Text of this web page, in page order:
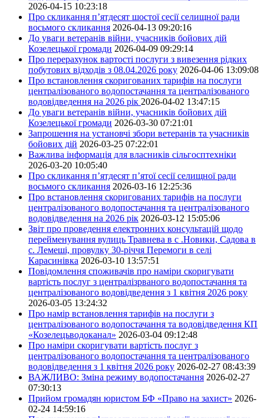
2026-04-15 10:23:18
Про скликання п’ятдесят шостої сесії селищної ради
восьмого скликання 2026-04-13 09:20:16
До уваги ветеранів війни, учасників бойових дій
Козелецької громади 2026-04-09 09:29:14
Про перерахунок вартості послуги з вивезення рідких
побутових відходів з 08.04.2026 року 2026-04-06 13:09:08
Про встановлення скоригованих тарифів на послуги
централізованого водопостачання та централізованого
водовідведення на 2026 рік 2026-04-02 13:47:15
До уваги ветеранів війни, учасників бойових дій
Козелецької громади 2026-03-30 07:21:01
Запрошення на установчі збори ветеранів та учасників
бойових дій 2026-03-25 07:22:01
Важлива інформація для власників сільгосптехніки
2026-03-20 10:05:40
Про скликання п’ятдесят п’ятої сесії селищної ради
восьмого скликання 2026-03-16 12:25:36
Про встановлення скоригованих тарифів на послуги
централізованого водопостачання та централізованого
водовідведення на 2026 рік 2026-03-12 15:05:06
Звіт про проведення електронних консультацій щодо
перейменування вулиць Травнева в с .Новики, Садова в
с. Лемеші, провулку 30-річчя Перемоги в селі
Карасинівка 2026-03-10 13:57:51
Повідомлення споживачів про наміри скоригувати
вартість послуг з централізрваного водопостачання та
централізованого водовідведення з 1 квітня 2026 року
2026-03-05 13:24:32
Про намір встановлення тарифів на послуги з
централізованого водопостачання та водовідведення КП
«Козелецьводоканал» 2026-03-04 09:12:48
Про наміри скоригувати вартість послуг з
централізованого водопостачання та централізованого
водовідведення з 1 квітня 2026 року 2026-02-27 08:43:39
ВАЖЛИВО: Зміна режиму водопостачання 2026-02-27
07:30:13
Прийом громадян юристом БФ «Право на захист» 2026-
02-24 14:59:16